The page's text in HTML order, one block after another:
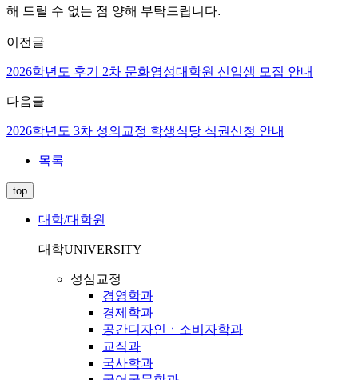
해 드릴 수 없는 점 양해 부탁드립니다.
이전글
2026학년도 후기 2차 문화영성대학원 신입생 모집 안내
다음글
2026학년도 3차 성의교정 학생식당 식권신청 안내
목록
top
대학/대학원
대학UNIVERSITY
성심교정
경영학과
경제학과
공간디자인ㆍ소비자학과
교직과
국사학과